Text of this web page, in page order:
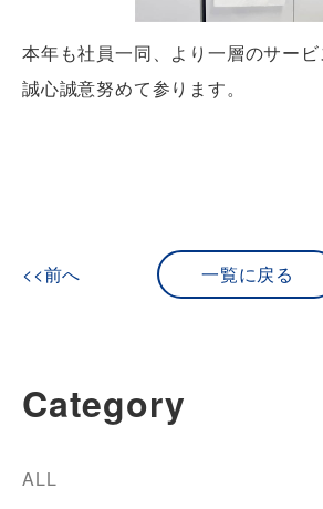
本年も社員一同、より一層のサービ
誠心誠意努めて参ります。
<<前へ 一覧に戻る
Category
ALL